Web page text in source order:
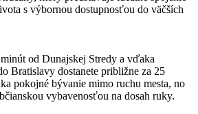
s výbornou dostupnosťou do väčších
od Dunajskej Stredy a vďaka
Bratislavy dostanete približne za 25
pokojné bývanie mimo ruchu mesta, no
vybavenosťou na dosah ruky.